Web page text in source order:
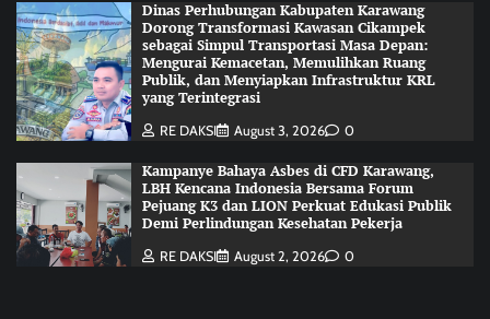
Dinas Perhubungan Kabupaten Karawang
Dorong Transformasi Kawasan Cikampek
sebagai Simpul Transportasi Masa Depan:
Mengurai Kemacetan, Memulihkan Ruang
Publik, dan Menyiapkan Infrastruktur KRL
yang Terintegrasi
RE DAKSI August 3, 2026 0
Kampanye Bahaya Asbes di CFD Karawang,
LBH Kencana Indonesia Bersama Forum
Pejuang K3 dan LION Perkuat Edukasi Publik
Demi Perlindungan Kesehatan Pekerja
RE DAKSI August 2, 2026 0